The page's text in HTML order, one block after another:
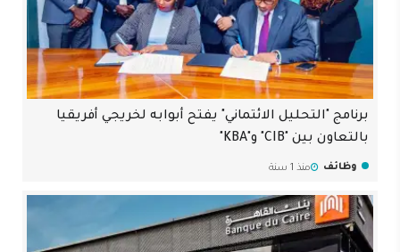
برنامج "التحليل الائتماني" يفتح أبوابه لخريجي أفريقيا
بالتعاون بين "CIB" و"KBA"
وظائف منذ 1 سنة